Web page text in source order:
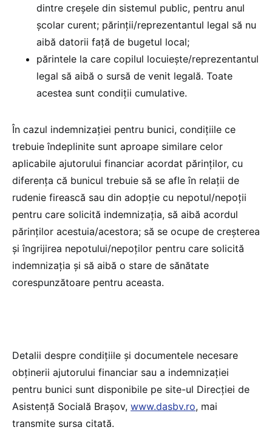
dintre creșele din sistemul public, pentru anul
școlar curent; părinții/reprezentantul legal să nu
aibă datorii față de bugetul local;
părintele la care copilul locuiește/reprezentantul
legal să aibă o sursă de venit legală. Toate
acestea sunt condiții cumulative.
În cazul indemnizației pentru bunici, condițiile ce
trebuie îndeplinite sunt aproape similare celor
aplicabile ajutorului financiar acordat părinților, cu
diferența că bunicul trebuie să se afle în relații de
rudenie firească sau din adopție cu nepotul/nepoții
pentru care solicită indemnizația, să aibă acordul
părinților acestuia/acestora; să se ocupe de creșterea
și îngrijirea nepotului/nepoților pentru care solicită
indemnizația și să aibă o stare de sănătate
corespunzătoare pentru aceasta.
Detalii despre condițiile și documentele necesare
obținerii ajutorului financiar sau a indemnizației
pentru bunici sunt disponibile pe site-ul Direcției de
Asistență Socială Brașov, www.dasbv.ro, mai
transmite sursa citată.